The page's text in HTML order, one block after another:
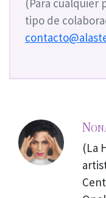
(Para cualquier
tipo de
(La